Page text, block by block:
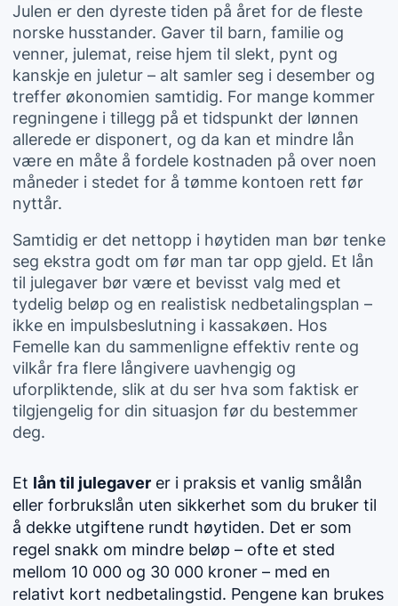
Julen er den dyreste tiden på året for de fleste
norske husstander. Gaver til barn, familie og
venner, julemat, reise hjem til slekt, pynt og
kanskje en juletur – alt samler seg i desember og
treffer økonomien samtidig. For mange kommer
regningene i tillegg på et tidspunkt der lønnen
allerede er disponert, og da kan et mindre lån
være en måte å fordele kostnaden på over noen
måneder i stedet for å tømme kontoen rett før
nyttår.
Samtidig er det nettopp i høytiden man bør tenke
seg ekstra godt om før man tar opp gjeld. Et lån
til julegaver bør være et bevisst valg med et
tydelig beløp og en realistisk nedbetalingsplan –
ikke en impulsbeslutning i kassakøen. Hos
Femelle kan du sammenligne effektiv rente og
vilkår fra flere långivere uavhengig og
uforpliktende, slik at du ser hva som faktisk er
tilgjengelig for din situasjon før du bestemmer
deg.
Et lån til julegaver er i praksis et vanlig smålån
eller forbrukslån uten sikkerhet som du bruker til
å dekke utgiftene rundt høytiden. Det er som
regel snakk om mindre beløp – ofte et sted
mellom 10 000 og 30 000 kroner – med en
relativt kort nedbetalingstid. Pengene kan brukes